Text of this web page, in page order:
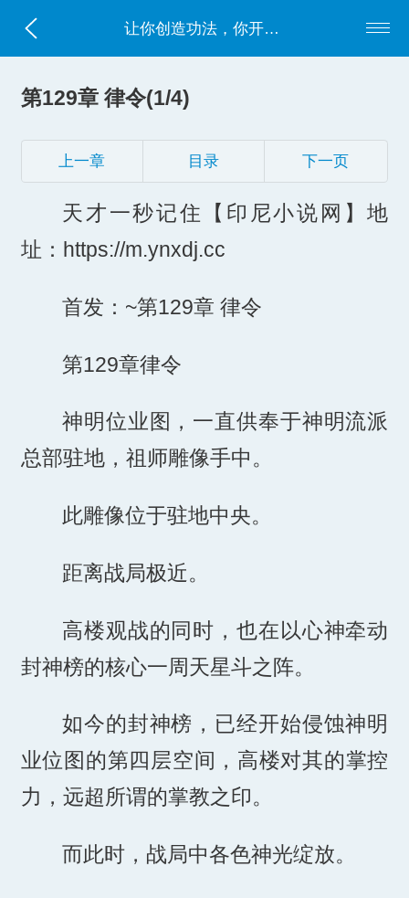
让你创造功法，你开局葵花宝典？
第129章 律令(1/4)
上一章 目录 下一页
天才一秒记住【印尼小说网】地
址：https://m.ynxdj.cc
首发：~第129章 律令
第129章律令
神明位业图，一直供奉于神明流派
总部驻地，祖师雕像手中。
此雕像位于驻地中央。
距离战局极近。
高楼观战的同时，也在以心神牵动
封神榜的核心一周天星斗之阵。
如今的封神榜，已经开始侵蚀神明
业位图的第四层空间，高楼对其的掌控
力，远超所谓的掌教之印。
而此时，战局中各色神光绽放。